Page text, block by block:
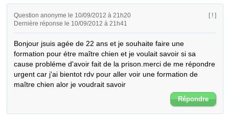
Question anonyme le 10/09/2012 à 21h20
Dernière réponse le 10/09/2012 à 21h41
[ ! ]
Bonjour jsuis agée de 22 ans et je souhaite faire une
formation pour étre maître chien et je voulait savoir si sa
cause probléme d'avoir fait de la prison.merci de me répondre
urgent car j'ai bientot rdv pour aller voir une formation de
maître chien alor je voudrait savoir
Répondre